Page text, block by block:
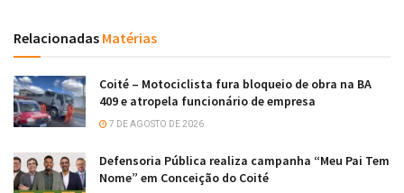
Relacionadas Matérias
Coité – Motociclista fura bloqueio de obra na BA
409 e atropela funcionário de empresa
7 DE AGOSTO DE 2026
Defensoria Pública realiza campanha “Meu Pai Tem
Nome” em Conceição do Coité